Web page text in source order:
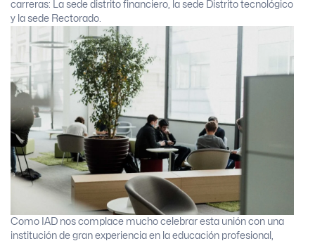
carreras: La sede distrito financiero, la sede Distrito tecnológico
y la sede Rectorado.
Como IAD nos complace mucho celebrar esta unión con una
institución de gran experiencia en la educación profesional,